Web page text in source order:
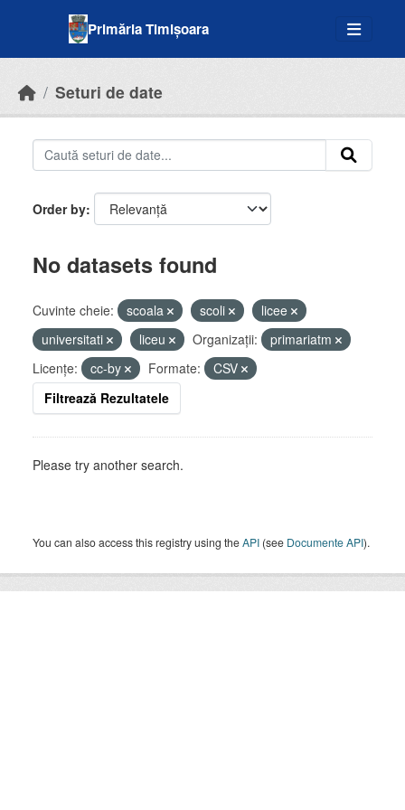
Primăria Timișoara
Seturi de date
Order by
No datasets found
Cuvinte cheie: scoala scoli
licee
universitati
liceu Organizații:
primariatm
Licenţe:
cc-by Formate:
CSV
Filtrează Rezultatele
Please try another search.
You can also access this registry using theAPI (see Documente API).